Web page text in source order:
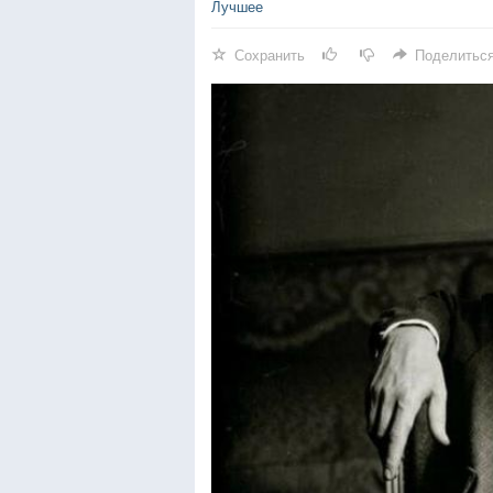
Лучшее
Сохранить